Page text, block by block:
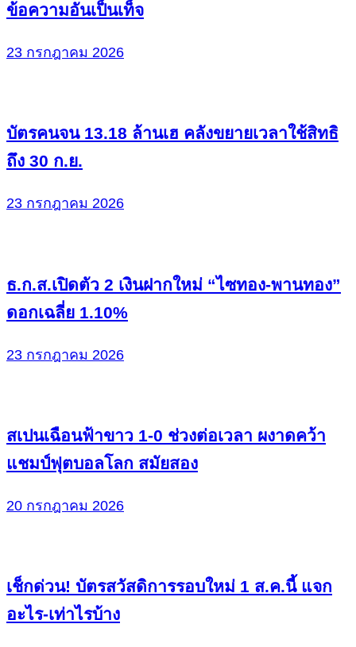
ข้อความอันเป็นเท็จ
23 กรกฎาคม 2026
บัตรคนจน 13.18 ล้านเฮ คลังขยายเวลาใช้สิทธิ
ถึง 30 ก.ย.
23 กรกฎาคม 2026
ธ.ก.ส.เปิดตัว 2 เงินฝากใหม่ “ไซทอง-พานทอง”
ดอกเฉลี่ย 1.10%
23 กรกฎาคม 2026
สเปนเฉือนฟ้าขาว 1-0 ช่วงต่อเวลา ผงาดคว้า
แชมป์ฟุตบอลโลก สมัยสอง
20 กรกฎาคม 2026
เช็กด่วน! บัตรสวัสดิการรอบใหม่ 1 ส.ค.นี้ แจก
อะไร-เท่าไรบ้าง